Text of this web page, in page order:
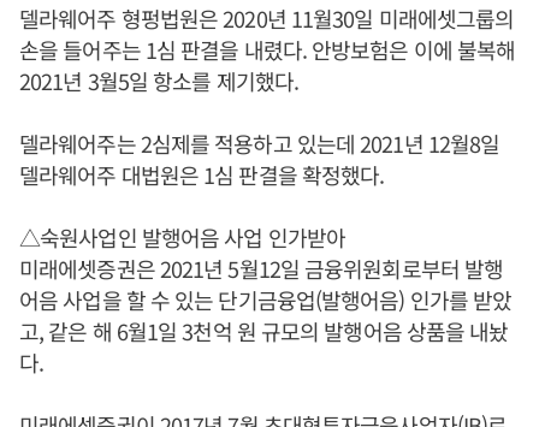
델라웨어주 형펑법원은 2020년 11월30일 미래에셋그룹의
손을 들어주는 1심 판결을 내렸다. 안방보험은 이에 불복해
2021년 3월5일 항소를 제기했다.
델라웨어주는 2심제를 적용하고 있는데 2021년 12월8일
델라웨어주 대법원은 1심 판결을 확정했다.
△숙원사업인 발행어음 사업 인가받아
미래에셋증권은 2021년 5월12일 금융위원회로부터 발행
어음 사업을 할 수 있는 단기금융업(발행어음) 인가를 받았
고, 같은 해 6월1일 3천억 원 규모의 발행어음 상품을 내놨
다.